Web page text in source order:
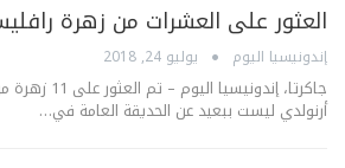
العثور على العشرات من زهرة
إندونيسيا اليوم يوليو 24, 2018
جاكرتا،
أرنولدي ليست ببعيد عن الحديقة العامة في…